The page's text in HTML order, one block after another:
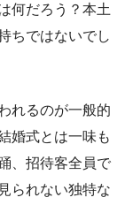
何だろう？本土
ちではないでし
れるのが一般的
婚式とは一味も
、招待客全員で
られない独特な